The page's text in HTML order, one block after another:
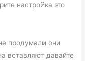
настройка это
продумали они
вставляют давайте